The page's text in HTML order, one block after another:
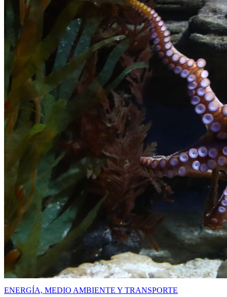
ENERGÍA, MEDIO AMBIENTE Y TRANSPORTE